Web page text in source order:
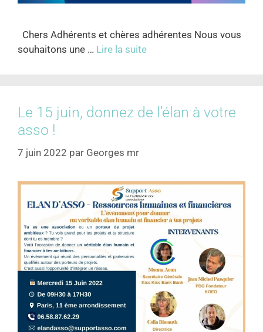
Chers Adhérents et chères adhérentes Nous vous
souhaitons une … Lire la suite
Le 15 juin, donnez de l’élan à votre
asso !
7 juin 2022 par Georges mr